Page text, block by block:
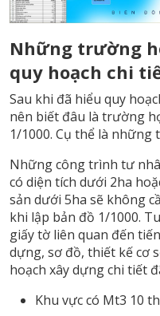
Những trường
quy hoạch chi
Sau khi đã hiểu quy
nên biết đâu là trường
1/1000. Cụ thể là những
Những công trình tư
có diện tích dưới 2ha
sản dưới 5ha sẽ không
khi lập bản đồ 1/1000.
giấy tờ liên quan đến
dựng, sơ đồ, thiết kế cơ
hoạch xây dựng chi tiết
Khu vực có Mt3 10